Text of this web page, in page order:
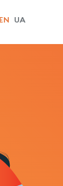
EN UA